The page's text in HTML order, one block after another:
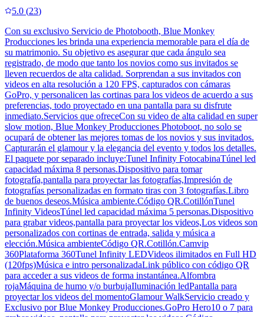
5.0 (23)
Con su exclusivo Servicio de Photobooth, Blue Monkey
Producciones les brinda una experiencia memorable para el día de
su matrimonio. Su objetivo es asegurar que cada ángulo sea
registrado, de modo que tanto los novios como sus invitados se
lleven recuerdos de alta calidad. Sorprendan a sus invitados con
videos en alta resolución a 120 FPS, capturados con cámaras
GoPro, y personalicen las cortinas para los videos de acuerdo a sus
preferencias, todo proyectado en una pantalla para su disfrute
inmediato.Servicios que ofreceCon su video de alta calidad en super
slow motion, Blue Monkey Producciones Photoboot, no solo se
ocupará de obtener las mejores tomas de los novios y sus invitados.
Capturarán el glamour y la elegancia del evento y todos los detalles.
El paquete por separado incluye:Tunel Infinity FotocabinaTúnel led
capacidad máxima 8 personas.Dispositivo para tomar
fotografía,pantalla para proyectar las fotografías,Impresión de
fotografías personalizadas en formato tiras con 3 fotografías.Libro
de buenos deseos.Música ambiente.Código QR.CotillónTunel
Infinity VideosTúnel led capacidad máxima 5 personas.Dispositivo
para grabar videos,pantalla para proyectar los videos,Los videos son
personalizados con cortinas de entrada, salida y música a
elección.Música ambienteCódigo QR.Cotillón.Camvip
360Plataforma 360Tunel Infinity LEDVideos ilimitados en Full HD
(120fps)Música e intro personalizadaLink público con código QR
para acceder a sus videos de forma instantánea.Alfombra
rojaMáquina de humo y/o burbujaIluminación ledPantalla para
proyectar los videos del momentoGlamour WalkServicio creado y
Exclusivo por Blue Monkey Producciones.GoPro Hero10 o 7 para